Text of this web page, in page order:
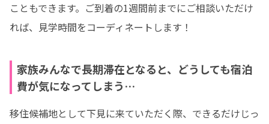
こともできます。ご到着の1週間前までにご相談いただけ
れば、見学時間をコーディネートします！
家族みんなで長期滞在となると、どうしても宿泊
費が気になってしまう…
移住候補地として下見に来ていただく際、できるだけじっ